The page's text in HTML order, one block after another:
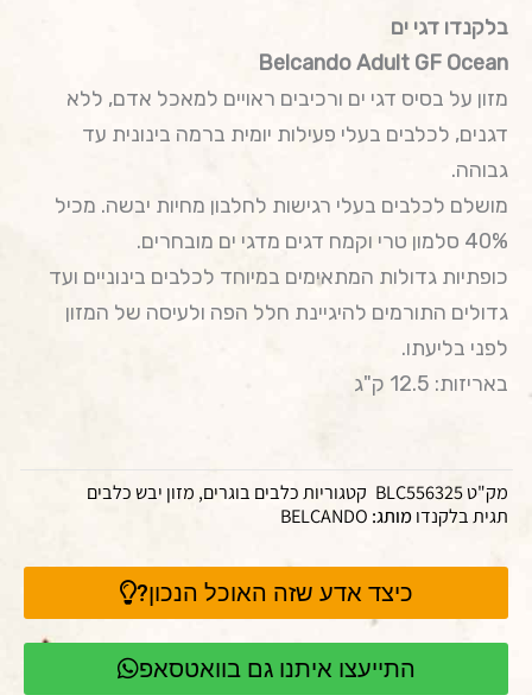
בלקנדו דגי ים
Belcando Adult GF Ocean
מזון על בסיס דגי ים ורכיבים ראויים למאכל אדם, ללא
דגנים, לכלבים בעלי פעילות יומית ברמה בינונית עד
גבוהה.
מושלם לכלבים בעלי רגישות לחלבון מחיות יבשה. מכיל
40% סלמון טרי וקמח דגים מדגי ים מובחרים.
כופתיות גדולות המתאימים במיוחד לכלבים בינוניים ועד
גדולים התורמים להיגיינת חלל הפה ולעיסה של המזון
לפני בליעתו.
באריזות: 12.5 ק"ג
מק"טBLC556325 קטגוריותכלבים בוגרים, מזון יבש כלבים
תגיתבלקנדו מותג: BELCANDO
כיצד אדע שזה האוכל הנכון?
התייעצו איתנו גם בוואטסאפ